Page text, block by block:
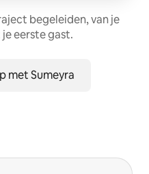
begeleiden, van je
eerste gast.
met Sumeyra